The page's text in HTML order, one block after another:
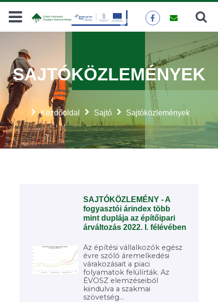
Keresés
Kezdőoldal Sajtó Sajtóközlemények
SAJTÓKÖZLEMÉNYEK
SAJTÓKÖZLEMÉNY - A
fogyasztói árindex több
mint duplája az építőipari
árváltozás 2022. I. félévében
Az építési vállalkozók egész
évre szóló áremelkedési
várakozásait a piaci
folyamatok felülírták. Az
ÉVOSZ elemzéseiből
kiindulva a szakmai
szövetség...